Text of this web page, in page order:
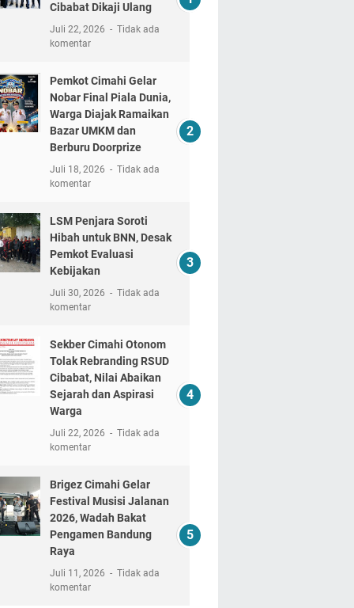
Cibabat Dikaji Ulang
Juli 22, 2026
Tidak ada
komentar
Pemkot Cimahi Gelar
Nobar Final Piala Dunia,
Warga Diajak Ramaikan
Bazar UMKM dan
Berburu Doorprize
Juli 18, 2026
Tidak ada
komentar
LSM Penjara Soroti
Hibah untuk BNN, Desak
Pemkot Evaluasi
Kebijakan
Juli 30, 2026
Tidak ada
komentar
Sekber Cimahi Otonom
Tolak Rebranding RSUD
Cibabat, Nilai Abaikan
Sejarah dan Aspirasi
Warga
Juli 22, 2026
Tidak ada
komentar
Brigez Cimahi Gelar
Festival Musisi Jalanan
2026, Wadah Bakat
Pengamen Bandung
Raya
Juli 11, 2026
Tidak ada
komentar